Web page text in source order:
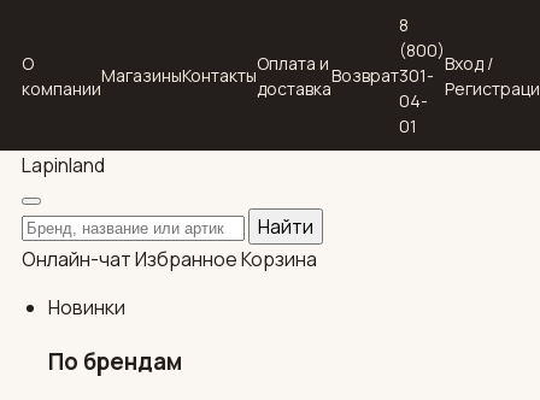
О
компании
МагазиныКонтакты
Оплата и
доставка
Возврат
8
(800)
301-
04-
01
Вход /
Lapinland
Поиск по каталогу
Найти
Онлайн-чатИзбранноеКорзина
Новинки
По брендам